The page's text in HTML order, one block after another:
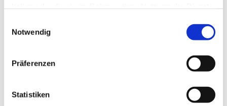
Notwendig
Präferenzen
Statistiken
September 2024
Juni 2024
Mai 2024(1)
März 2024
Februar 2024